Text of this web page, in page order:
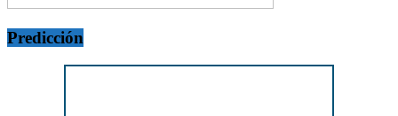
Predicción